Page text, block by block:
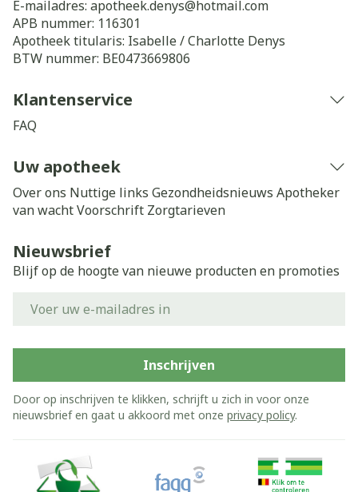
E-mailadres: apotheek.denys@hotmail.com
APB nummer: 116301
Apotheek titularis: Isabelle / Charlotte Denys
BTW nummer: BE0473669806
Klantenservice
FAQ
Uw apotheek
Over ons Nuttige links Gezondheidsnieuws Apotheker
van wachtVoorschrift Zorgtarieven
Nieuwsbrief
Blijf op de hoogte van nieuwe producten en promoties
Inschrijven
Door op inschrijven te klikken, schrijft u zich in voor onze
nieuwsbrief en gaat u akkoord met onze privacy policy.